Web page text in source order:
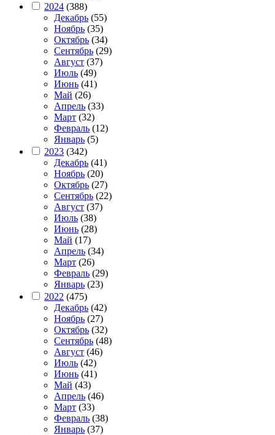
2024 (388)
Декабрь (55)
Ноябрь (35)
Октябрь (34)
Сентябрь (29)
Август (37)
Июль (49)
Июнь (41)
Май (26)
Апрель (33)
Март (32)
Февраль (12)
Январь (5)
2023 (342)
Декабрь (41)
Ноябрь (20)
Октябрь (27)
Сентябрь (22)
Август (37)
Июль (38)
Июнь (28)
Май (17)
Апрель (34)
Март (26)
Февраль (29)
Январь (23)
2022 (475)
Декабрь (42)
Ноябрь (27)
Октябрь (32)
Сентябрь (48)
Август (46)
Июль (42)
Июнь (41)
Май (43)
Апрель (46)
Март (33)
Февраль (38)
Январь (37)